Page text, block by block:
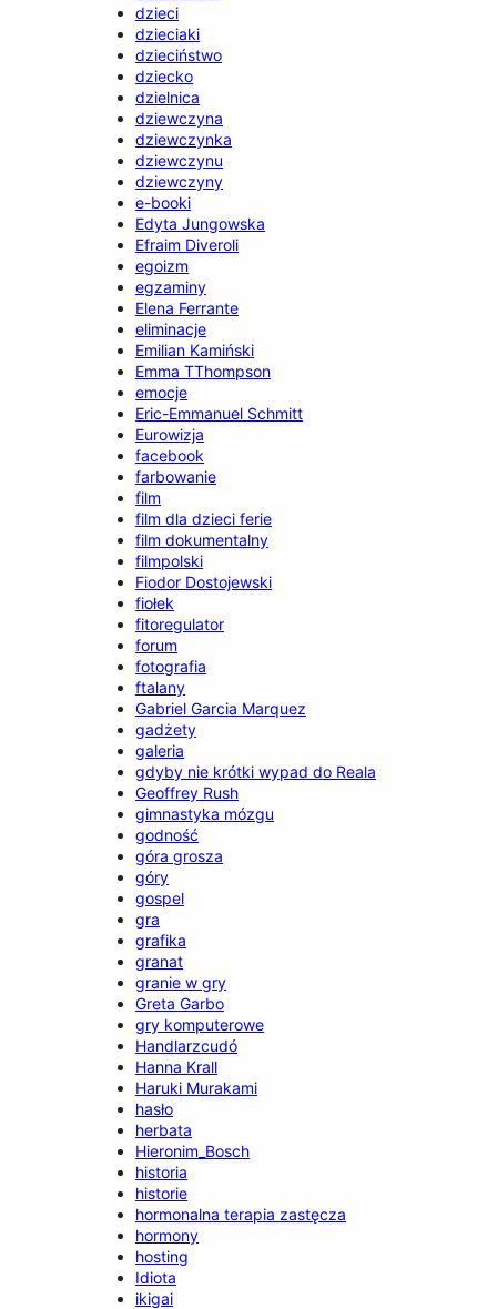
dzieci
dzieciaki
dzieciństwo
dziecko
dzielnica
dziewczyna
dziewczynka
dziewczynu
dziewczyny
e-booki
Edyta Jungowska
Efraim Diveroli
egoizm
egzaminy
Elena Ferrante
eliminacje
Emilian Kamiński
Emma TThompson
emocje
Eric-Emmanuel Schmitt
Eurowizja
facebook
farbowanie
film
film dla dzieci ferie
film dokumentalny
filmpolski
Fiodor Dostojewski
fiołek
fitoregulator
forum
fotografia
ftalany
Gabriel Garcia Marquez
gadżety
galeria
gdyby nie krótki wypad do Reala
Geoffrey Rush
gimnastyka mózgu
godność
góra grosza
góry
gospel
gra
grafika
granat
granie w gry
Greta Garbo
gry komputerowe
Handlarzcudó
Hanna Krall
Haruki Murakami
hasło
herbata
Hieronim_Bosch
historia
historie
hormonalna terapia zastęcza
hormony
hosting
Idiota
ikigai